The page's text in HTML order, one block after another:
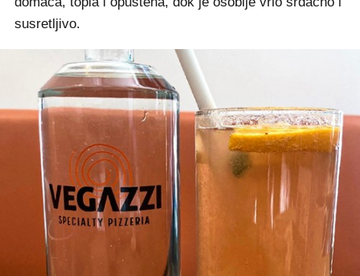
susretljivo.